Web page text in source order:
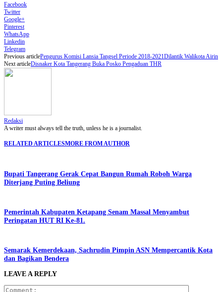
Facebook
Twitter
Google+
Pinterest
WhatsApp
Linkedin
Telegram
Previous articlePengurus Komisi Lansia Tangsel Periode 2018-2021Dilantik Walikota Airin
Next articleDisnaker Kota Tangerang Buka Posko Pengaduan THR
Redaksi
A writer must always tell the truth, unless he is a journalist.
RELATED ARTICLESMORE FROM AUTHOR
Bupati Tangerang Gerak Cepat Bangun Rumah Roboh Warga
Diterjang Puting Beliung
Pemerintah Kabupaten Ketapang Senam Massal Menyambut
Peringatan HUT RI Ke-81.
Semarak Kemerdekaan, Sachrudin Pimpin ASN Mempercantik Kota
dan Bagikan Bendera
LEAVE A REPLY